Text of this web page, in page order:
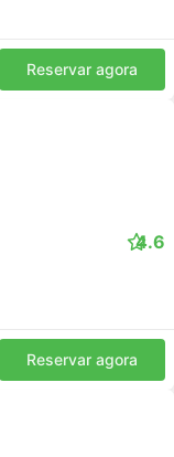
Reservar agora
4.6
Reservar agora